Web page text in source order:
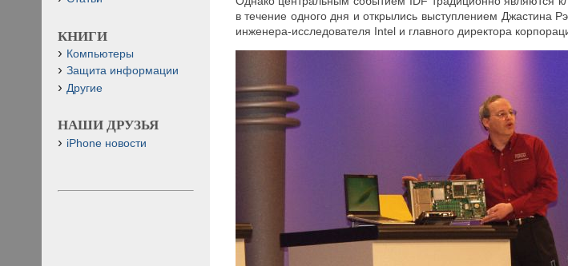
в течение одного дня и открылись выступлением Джастина
инженера-исследователя Intel и главного директора
КНИГИ
Компьютеры
Защита информации
Другие
НАШИ ДРУЗЬЯ
iPhone новости